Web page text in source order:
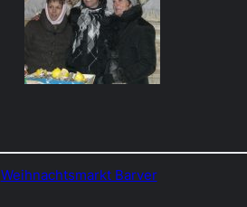
Weihnachtsmarkt Barver